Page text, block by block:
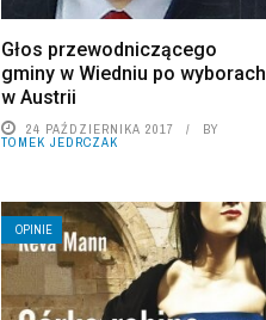
Głos przewodniczącego
gminy w Wiedniu po wyborach
w Austrii
24 PAŹDZIERNIKA 2017 BY
TOMEK JEDRCZAK
OPINIE